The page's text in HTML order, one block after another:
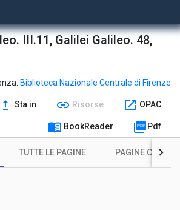
III.11, Galilei Galileo. 48,
Biblioteca Nazionale Centrale di Firenze
upgrade Sta in link Risorse open_in_new OPAC
menu_book BookReader picture_as_pdf Pdf
TUTTE LE PAGINE PAGINE CON